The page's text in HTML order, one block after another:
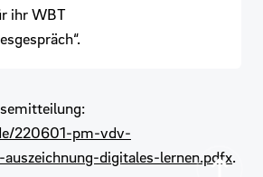
ihr WBT
220601-pm-vdv-
digitales-lernen.pdfx.